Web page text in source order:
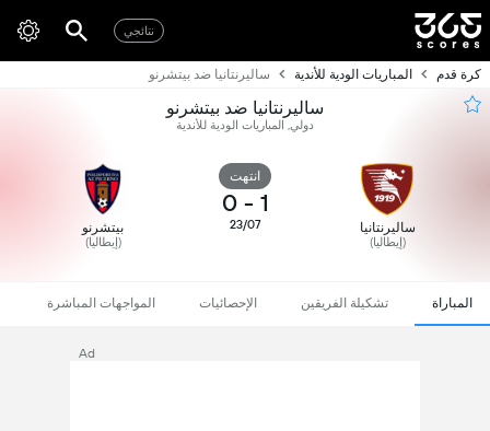
نتائجي
كرة قدم المباريات الودية للأندية ساليرنتانيا ضد بيتشرنو
ساليرنتانيا ضد بيتشرنو
دولي, المباريات الودية للأندية
ساليرنتانيا
(إيطاليا)
انتهت
1
-
0
23/07 بيتشرنو
(إيطاليا)
المباراة تشكيلة الفريقين الإحصائيات المواجهات المباشرة
Ad